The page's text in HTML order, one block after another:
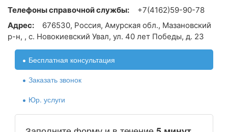
Телефоны справочной службы:
+7(4162)59-90-78
Адрес:
676530, Россия, Амурская обл., Мазановский
р-н, , с. Новокиевский Увал, ул. 40 лет Победы, д. 23